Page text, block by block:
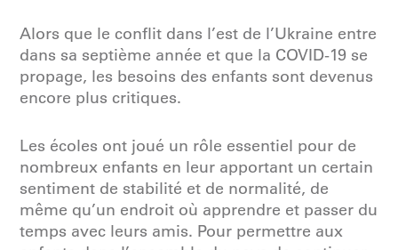
Alors que le conflit dans l’est de l’Ukraine entre
dans sa septième année et que la COVID-19 se
propage, les besoins des enfants sont devenus
encore plus critiques.
Les écoles ont joué un rôle essentiel pour de
nombreux enfants en leur apportant un certain
sentiment de stabilité et de normalité, de
même qu’un endroit où apprendre et passer du
temps avec leurs amis. Pour permettre aux